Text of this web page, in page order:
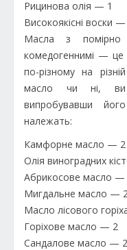
Рицинова олія — 1
Високоякісні воски —
Масла з помірно
комедогеннимі — це
по-різному на
масло чи ні, ви
випробувавши
належать:
Камфорне масло — 2
Олія виноградних
Абрикосове масло —
Мигдальне масло — 2
Масло лісового
Горіхове масло — 2
Сандалове масло — 2